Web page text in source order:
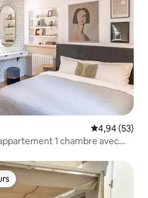
Évaluation
4,94 (53)
1 chambre avec
plus appréciés